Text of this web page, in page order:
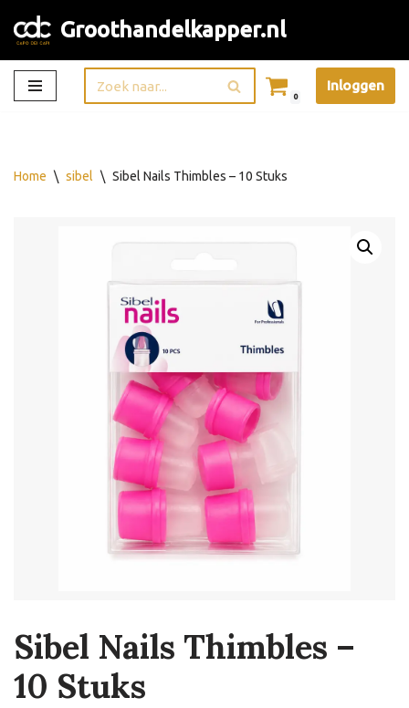
Ga
naar
de
Groothandelkapper.nl
0
Inloggen
Home \ sibel \ Sibel Nails Thimbles – 10 Stuks
Sibel Nails Thimbles –
10 Stuks